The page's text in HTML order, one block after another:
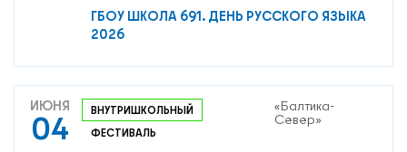
О нас
Контакты
Мероприятия
ГБОУ ШКОЛА 691. ДЕНЬ РУССКОГО ЯЗЫКА
2026
ИЮНЯ
04
ВНУТРИШКОЛЬНЫЙ
ФЕСТИВАЛЬ
«Балтика-
Север»